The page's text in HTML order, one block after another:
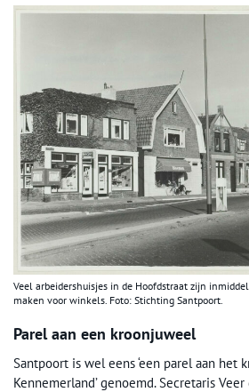
Veel arbeidershuisjes in de Hoofdstraat zijn
maken voor winkels. Foto: Stichting Santpoort.
Parel aan een kroonjuweel
Santpoort is wel eens ‘een parel aan het
Kennemerland’ genoemd. Secretaris